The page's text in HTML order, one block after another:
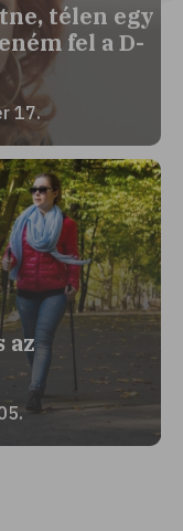
télen egy
fel a D-
17.
az